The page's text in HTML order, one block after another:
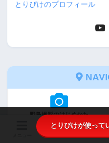
とりぴけのプロフィール
野鳥撮影のはじめかた
とりぴけが使って